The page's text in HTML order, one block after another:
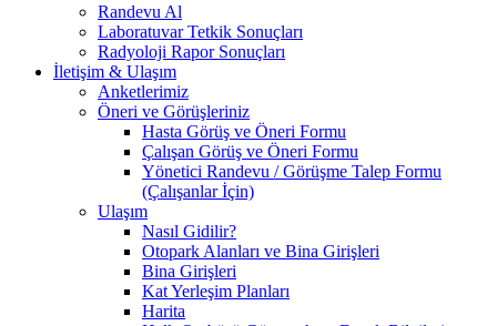
Randevu Al
Laboratuvar Tetkik Sonuçları
Radyoloji Rapor Sonuçları
İletişim & Ulaşım
Anketlerimiz
Öneri ve Görüşleriniz
Hasta Görüş ve Öneri Formu
Çalışan Görüş ve Öneri Formu
Yönetici Randevu / Görüşme Talep Formu
(Çalışanlar İçin)
Ulaşım
Nasıl Gidilir?
Otopark Alanları ve Bina Girişleri
Bina Girişleri
Kat Yerleşim Planları
Harita